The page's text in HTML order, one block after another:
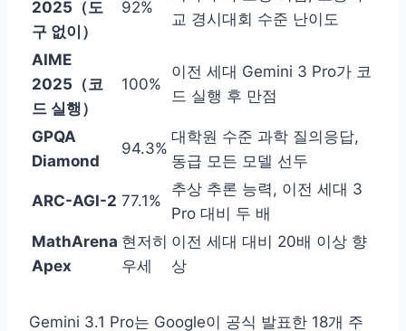
2025（도
구 없이）
92%
교 경시대회 수준 난이도
AIME
2025（코
드 실행）
100%
이전 세대 Gemini 3 Pro가 코
드 실행 후 만점
GPQA
Diamond
94.3%
대학원 수준 과학 질의응답,
동급 모든 모델 선두
ARC-AGI-2 77.1%
추상 추론 능력, 이전 세대 3
Pro 대비 두 배
MathArena
Apex
현저히
우세
이전 세대 대비 20배 이상 향
상
Gemini 3.1 Pro는 Google이 공식 발표한 18개 주